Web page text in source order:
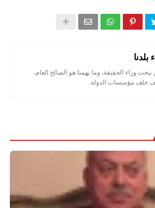
بلدنا
وراء الحقيقة، وما يهمنا هو الصالح العام،
خلف مؤسسات الدولة.